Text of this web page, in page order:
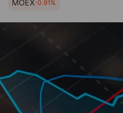
MOEX-0.91%